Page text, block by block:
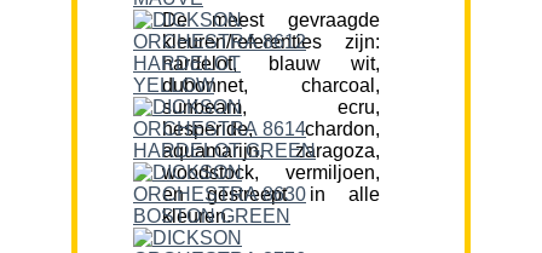
De meest gevraagde
kleuren/referenties zijn:
hardelot, blauw wit,
dubonnet, charcoal,
sunbeam, ecru,
hesperide, chardon,
aquamarijn, zaragoza,
woodstock, vermiljoen,
en gestreept in alle
kleuren.